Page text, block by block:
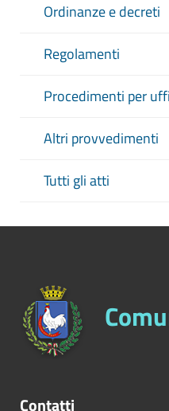
Ordinanze e decreti
Regolamenti
Procedimenti per
Altri provvedimenti
Tutti gli atti
Contatti